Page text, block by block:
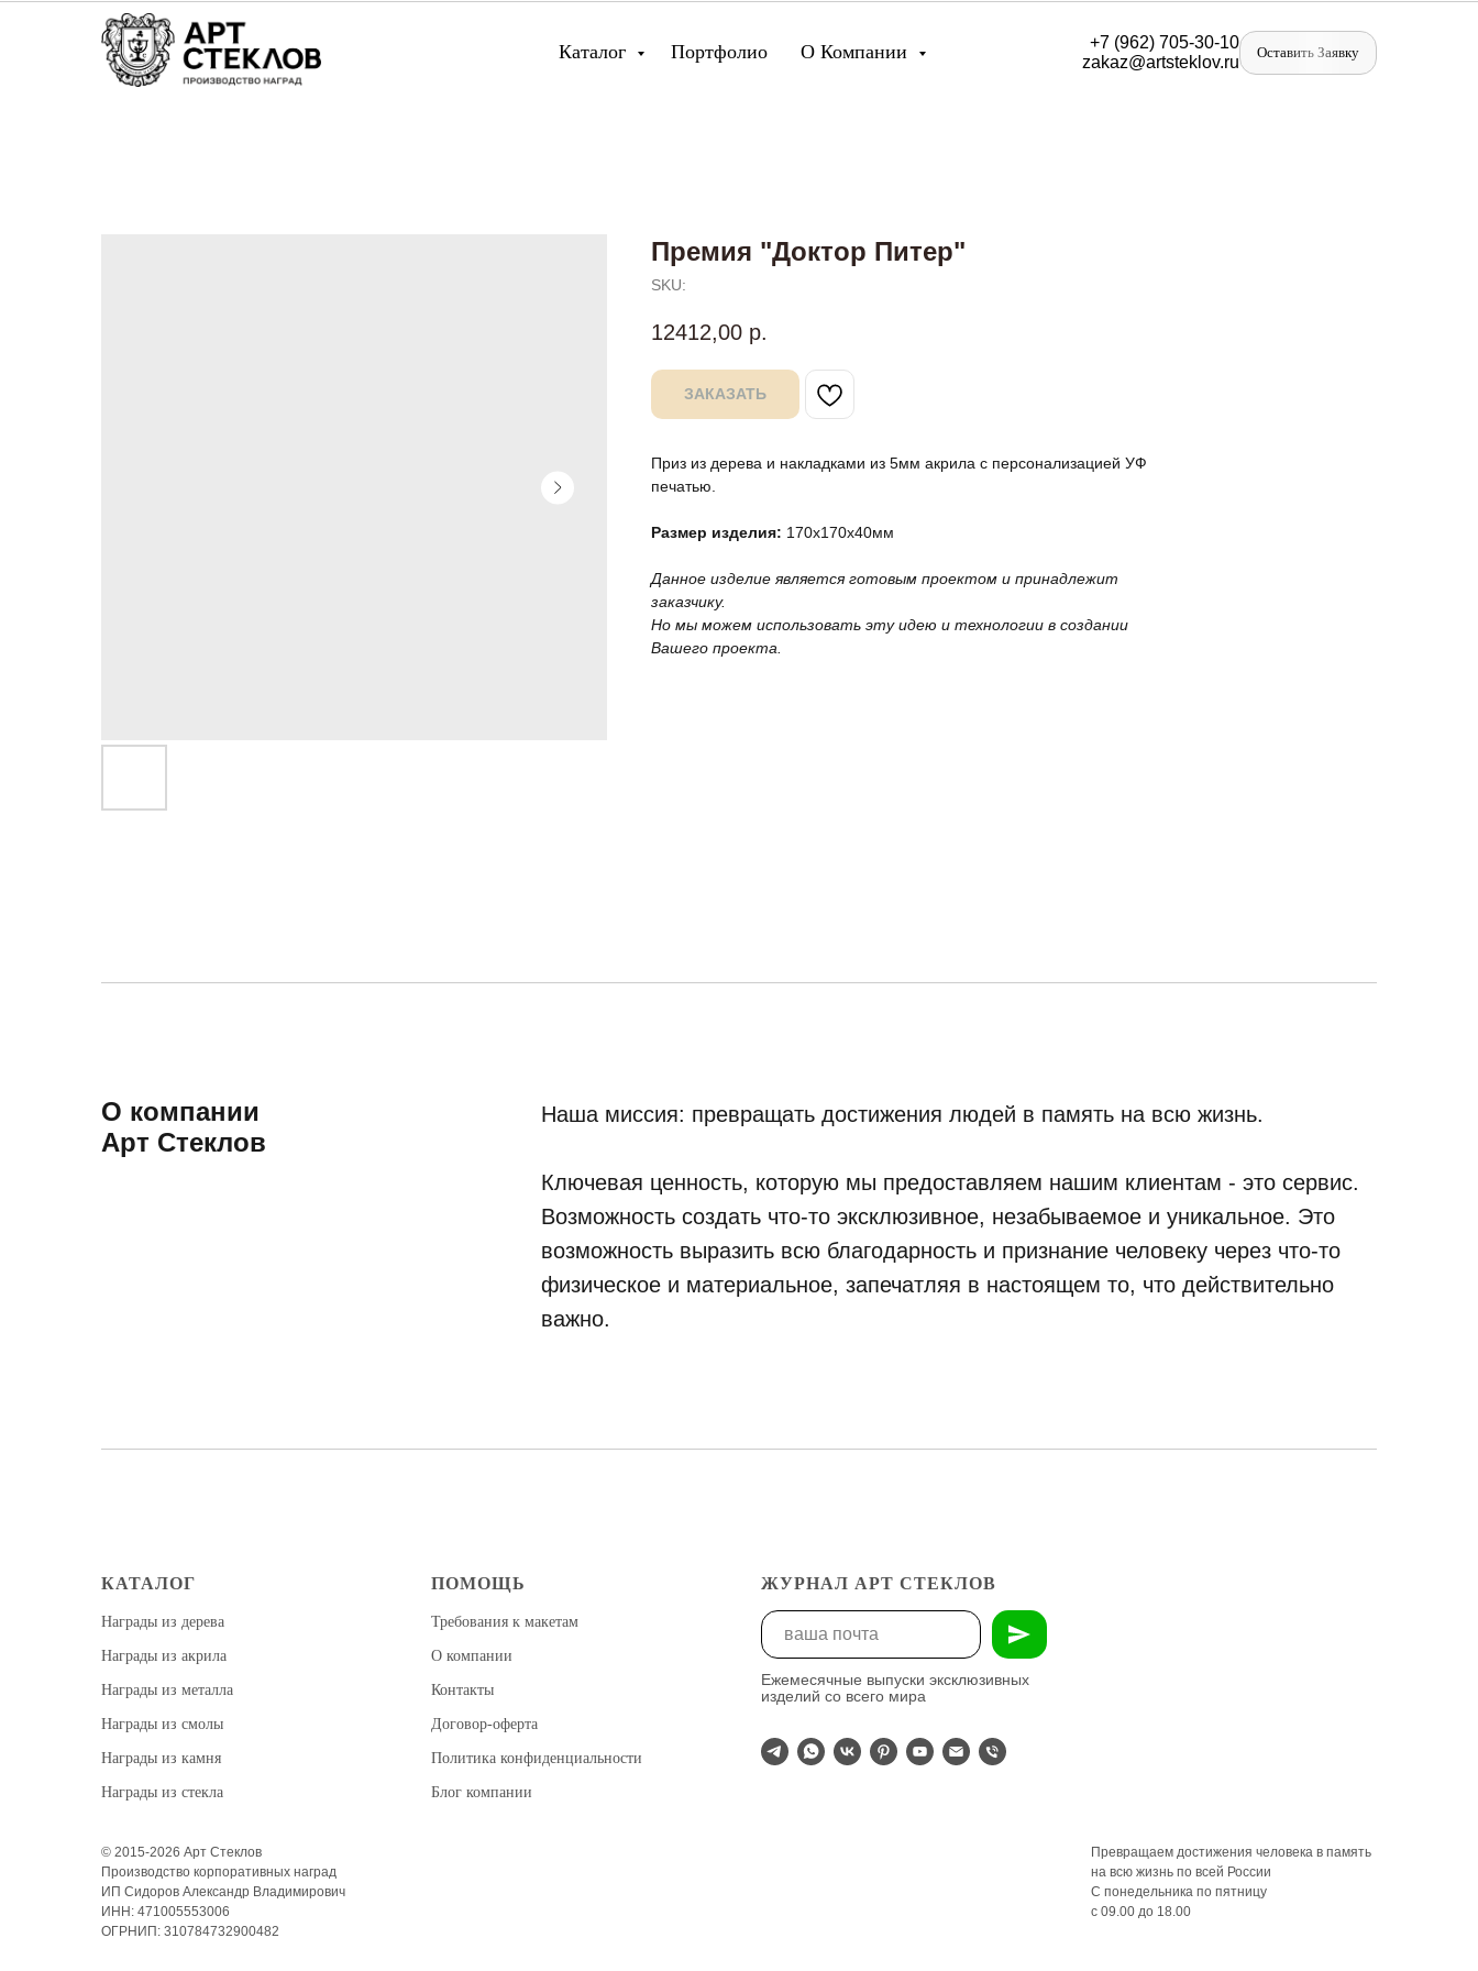
Каталог Портфолио О Компании +7 (962) 705-30-10
zakaz@artsteklov.ru
Оставить Заявку
Премия "Доктор Питер"
SKU:
12412,00 р.
ЗАКАЗАТЬ
Приз из дерева и накладками из 5мм акрила с персонализацией УФ
печатью.
Размер изделия: 170х170х40мм
Данное изделие является готовым проектом и принадлежит
заказчику.
Но мы можем использовать эту идею и технологии в создании
Вашего проекта.
О компании
Арт Стеклов
Наша миссия: превращать достижения людей в память на всю жизнь.
Ключевая ценность, которую мы предоставляем нашим клиентам - это сервис.
Возможность создать что-то эксклюзивное, незабываемое и уникальное. Это
возможность выразить всю благодарность и признание человеку через что-то
физическое и материальное, запечатляя в настоящем то, что действительно
важно.
КАТАЛОГ
Награды из дерева
Награды из акрила
Награды из металла
Награды из смолы
Награды из камня
Награды из стекла
ПОМОЩЬ
Требования к макетам
О компании
Контакты
Договор-оферта
Политика конфиденциальности
Блог компании
ЖУРНАЛ АРТ СТЕКЛОВ
Ежемесячные выпуски эксклюзивных
изделий со всего мира
© 2015-2026 Арт Стеклов
Производство корпоративных наград
ИП Сидоров Александр Владимирович
ИНН: 471005553006
ОГРНИП: 310784732900482
Превращаем достижения человека в память
на всю жизнь по всей России
С понедельника по пятницу
с 09.00 до 18.00